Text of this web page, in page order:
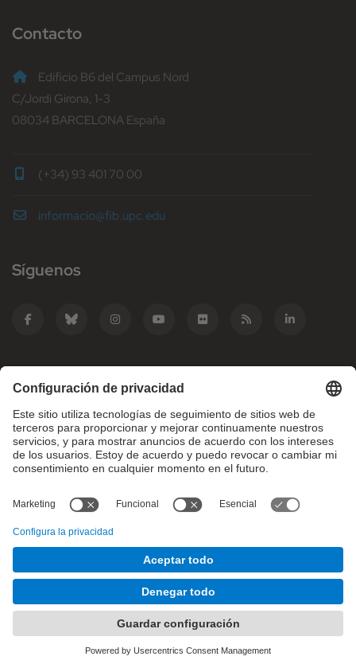
Contacto
Edificio B6 del Campus Nord
C/Jordi Girona, 1-3
08034 BARCELONA España
(+34) 93 401 70 00
informacio@fib.upc.edu
Síguenos
Grados
Másteres
Movilidad Internacional
Empresa
La FIB
¿Qué necesitas?
© Facultat d'Informàtica de Barcelona - Universitat Politècnica
de Catalunya - BarcelonaTech